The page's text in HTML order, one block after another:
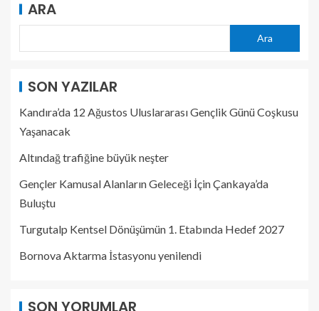
ARA
Ara
SON YAZILAR
Kandıra’da 12 Ağustos Uluslararası Gençlik Günü Coşkusu
Yaşanacak
Altındağ trafiğine büyük neşter
Gençler Kamusal Alanların Geleceği İçin Çankaya’da
Buluştu
Turgutalp Kentsel Dönüşümün 1. Etabında Hedef 2027
Bornova Aktarma İstasyonu yenilendi
SON YORUMLAR